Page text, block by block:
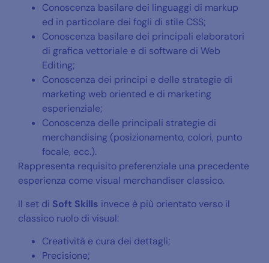
Conoscenza basilare dei linguaggi di markup
ed in particolare dei fogli di stile CSS;
Conoscenza basilare dei principali elaboratori
di grafica vettoriale e di software di Web
Editing;
Conoscenza dei principi e delle strategie di
marketing web oriented e di marketing
esperienziale;
Conoscenza delle principali strategie di
merchandising (posizionamento, colori, punto
focale, ecc.).
Rappresenta requisito preferenziale una precedente
esperienza come visual merchandiser classico.
Il set di Soft Skills invece è più orientato verso il
classico ruolo di visual:
Creatività e cura dei dettagli;
Precisione;